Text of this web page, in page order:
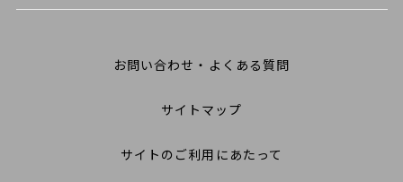
お問い合わせ・よくある質問
サイトマップ
サイトのご利用にあたって